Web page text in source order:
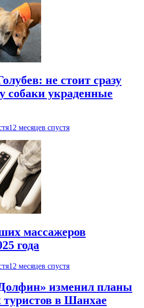
не стоит сразу
собаки украденные
12 месяцев спустя
массажеров
года
12 месяцев спустя
изменил планы
в Шанхае